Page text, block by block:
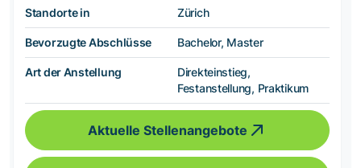
Standorte in Zürich
Bevorzugte Abschlüsse Bachelor, Master
Art der Anstellung
Direkteinstieg,
Festanstellung, Praktikum
Aktuelle Stellenangebote